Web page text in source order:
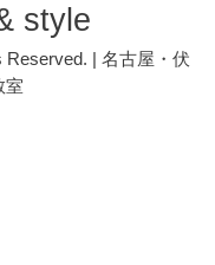
style
Reserved. | 名古屋・伏
室